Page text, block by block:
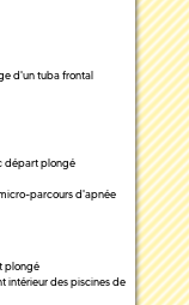
d'un tuba frontal
départ plongé
parcours d'apnée
plongé
intérieur des piscines de